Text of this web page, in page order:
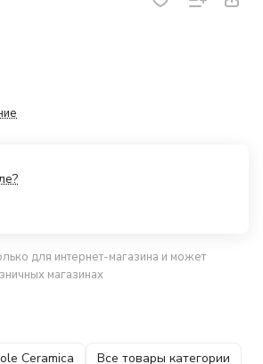
для интернет-магазина и может
магазинах
Ceramica Все товары категории